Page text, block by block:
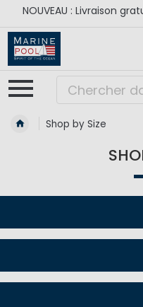
NOUVEAU : Livraison
Shop by Size